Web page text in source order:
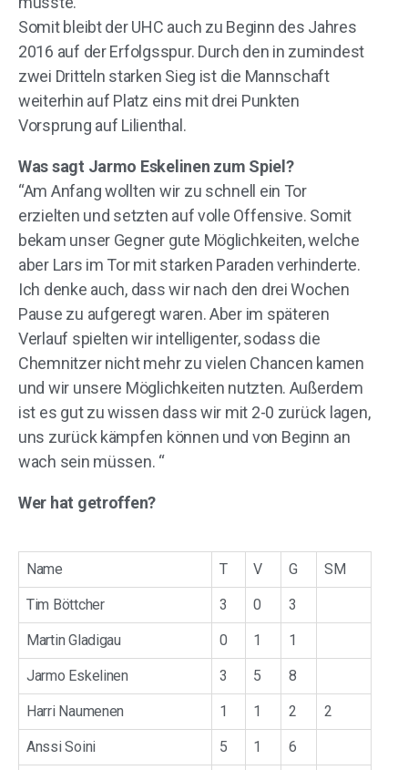
Somit bleibt der UHC auch zu Beginn des Jahres
2016 auf der Erfolgsspur. Durch den in zumindest
zwei Dritteln starken Sieg ist die Mannschaft
weiterhin auf Platz eins mit drei Punkten
Vorsprung auf Lilienthal.
Was sagt Jarmo Eskelinen zum Spiel?
“Am Anfang wollten wir zu schnell ein Tor
erzielten und setzten auf volle Offensive. Somit
bekam unser Gegner gute Möglichkeiten, welche
aber Lars im Tor mit starken Paraden verhinderte.
Ich denke auch, dass wir nach den drei Wochen
Pause zu aufgeregt waren. Aber im späteren
Verlauf spielten wir intelligenter, sodass die
Chemnitzer nicht mehr zu vielen Chancen kamen
und wir unsere Möglichkeiten nutzten. Außerdem
ist es gut zu wissen dass wir mit 2-0 zurück lagen,
uns zurück kämpfen können und von Beginn an
wach sein müssen. “
Wer hat getroffen?
Name T V G SM
Tim Böttcher 3 0 3
Martin Gladigau 0 1 1
Jarmo Eskelinen 3 5 8
Harri Naumenen 1 1 2 2
Anssi Soini 5 1 6